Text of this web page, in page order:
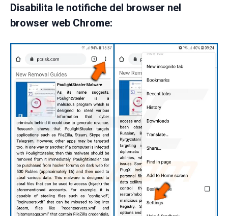
Disabilita le notifiche del browser nel
browser web Chrome: